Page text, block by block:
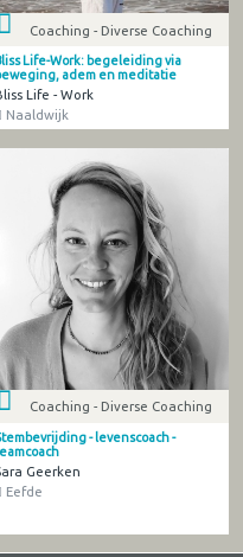
Coaching - Diverse Coaching
Life-Work: begeleiding via
adem en meditatie
Life - Work
Naaldwijk
Coaching - Diverse Coaching
- levenscoach -
Geerken
Eefde